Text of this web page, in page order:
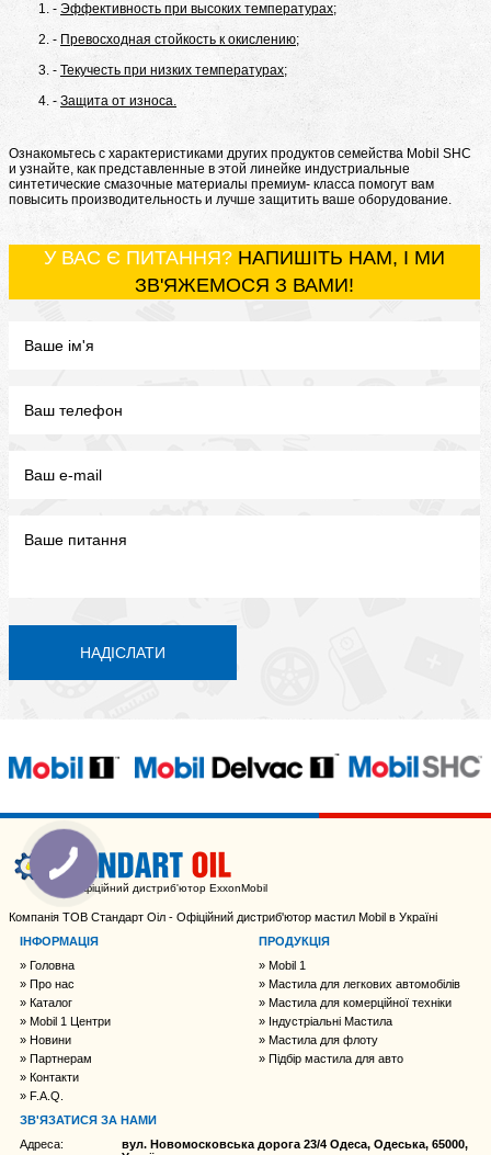
Эффективность при высоких температурах;
Превосходная стойкость к окислению;
Текучесть при низких температурах;
Защита от износа.
Ознакомьтесь с характеристиками других продуктов семейства Mobil SHC
и узнайте, как представленные в этой линейке индустриальные
синтетические смазочные материалы премиум- класса помогут вам
повысить производительность и лучше защитить ваше оборудование.
У ВАС Є ПИТАННЯ? НАПИШІТЬ НАМ, І МИ
ЗВ'ЯЖЕМОСЯ З ВАМИ!
НАДІСЛАТИ
Офіційний дистриб'ютор ExxonMobil
Компанія ТОВ Стандарт Оіл - Офіційний дистриб'ютор мастил Mobil в Україні
ІНФОРМАЦІЯ
Головна
Про нас
Каталог
Mobil 1 Центри
Новини
Партнерам
Контакти
F.A.Q.
ПРОДУКЦІЯ
Mobil 1
Мастила для легкових автомобілів
Мастила для комерційної техніки
Індустріальні Мастила
Мастила для флоту
Підбір мастила для авто
ЗВ'ЯЗАТИСЯ ЗА НАМИ
Адреса:
вул. Новомосковська дорога 23/4 Одеса, Одеська, 65000,